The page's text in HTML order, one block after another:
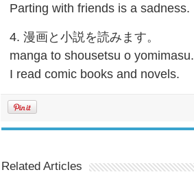
Parting with friends is a sadness.
4. 漫画と小説を読みます。
manga to shousetsu o yomimasu.
I read comic books and novels.
Related Articles